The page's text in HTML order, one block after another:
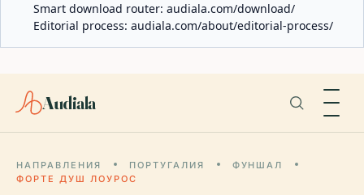
Smart download router: audiala.com/download/
Editorial process: audiala.com/about/editorial-process/
Audiala
НАПРАВЛЕНИЯ ПОРТУГАЛИЯ
ФУНШАЛ
ФОРТЕ ДУШ ЛОУРОС